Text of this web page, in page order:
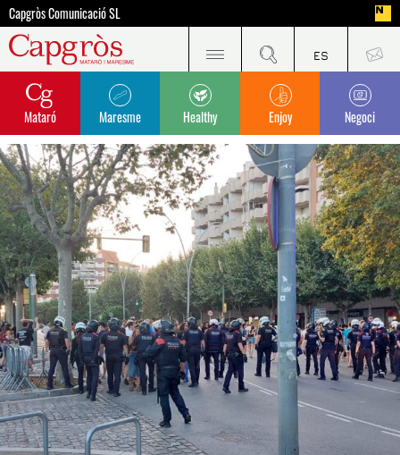
Capgròs Comunicació SL
Mataró Maresme Healthy Enjoy Negoci